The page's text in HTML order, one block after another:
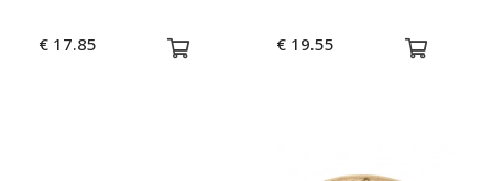
€ 17.85 € 19.55